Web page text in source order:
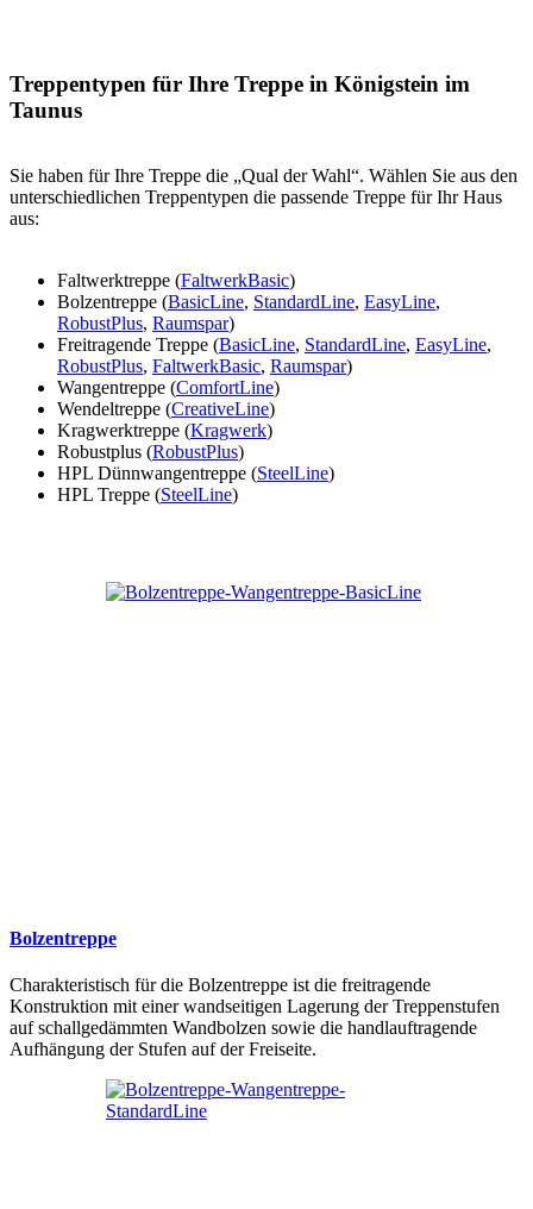
Treppentypen für Ihre Treppe in Königstein im
Taunus
Sie haben für Ihre Treppe die „Qual der Wahl“. Wählen Sie aus den
unterschiedlichen Treppentypen die passende Treppe für Ihr Haus
aus:
Faltwerktreppe (FaltwerkBasic)
Bolzentreppe (BasicLine, StandardLine, EasyLine,
RobustPlus, Raumspar)
Freitragende Treppe (BasicLine, StandardLine, EasyLine,
RobustPlus, FaltwerkBasic, Raumspar)
Wangentreppe (ComfortLine)
Wendeltreppe (CreativeLine)
Kragwerktreppe (Kragwerk)
Robustplus (RobustPlus)
HPL Dünnwangentreppe (SteelLine)
HPL Treppe (SteelLine)
Bolzentreppe
Charakteristisch für die Bolzentreppe ist die freitragende
Konstruktion mit einer wandseitigen Lagerung der Treppenstufen
auf schallgedämmten Wandbolzen sowie die handlauftragende
Aufhängung der Stufen auf der Freiseite.